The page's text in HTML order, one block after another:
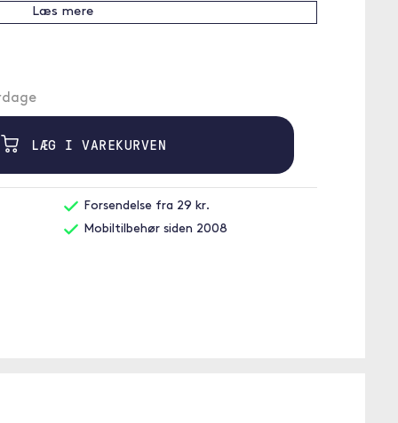
Læs mere
LÆG I VAREKURVEN
Forsendelse fra 29 kr.
Mobiltilbehør siden 2008